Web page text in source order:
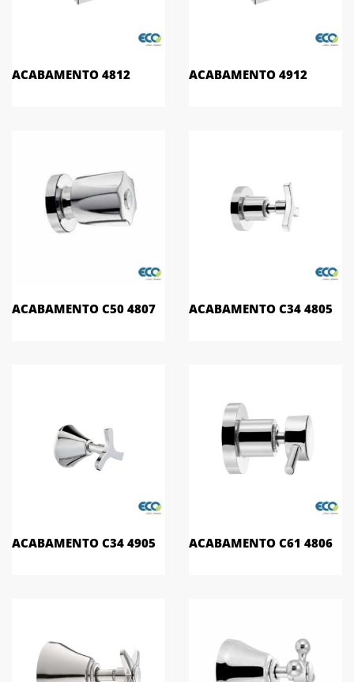
ACABAMENTO 4812 ACABAMENTO 4912
ACABAMENTO C50 4807 ACABAMENTO C34 4805
ACABAMENTO C34 4905 ACABAMENTO C61 4806